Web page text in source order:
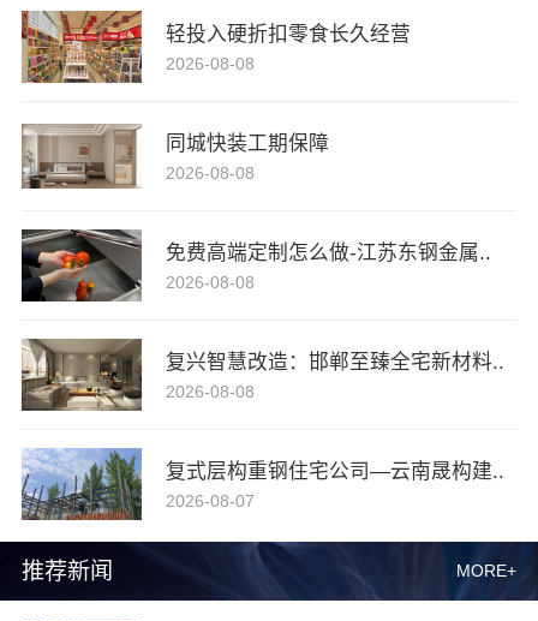
推荐新闻 MORE+
轻投入硬折扣零食长久经营
2026-08-08
同城快装工期保障
2026-08-08
免费高端定制怎么做-江苏东钢金属..
2026-08-08
复兴智慧改造：邯郸至臻全宅新材料..
2026-08-08
复式层构重钢住宅公司—云南晟构建..
2026-08-07